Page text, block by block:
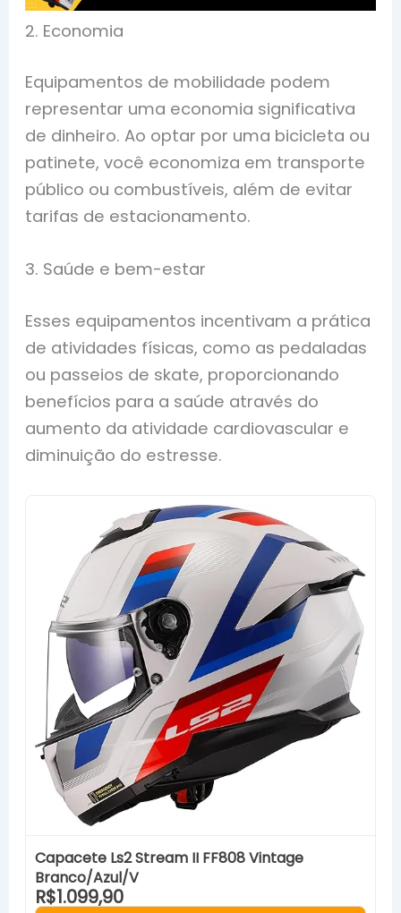
2. Economia
Equipamentos de mobilidade podem
representar uma economia significativa
de dinheiro. Ao optar por uma bicicleta ou
patinete, você economiza em transporte
público ou combustíveis, além de evitar
tarifas de estacionamento.
3. Saúde e bem-estar
Esses equipamentos incentivam a prática
de atividades físicas, como as pedaladas
ou passeios de skate, proporcionando
benefícios para a saúde através do
aumento da atividade cardiovascular e
diminuição do estresse.
Capacete Ls2 Stream II FF808 Vintage
Branco/Azul/V
R$1.099,90